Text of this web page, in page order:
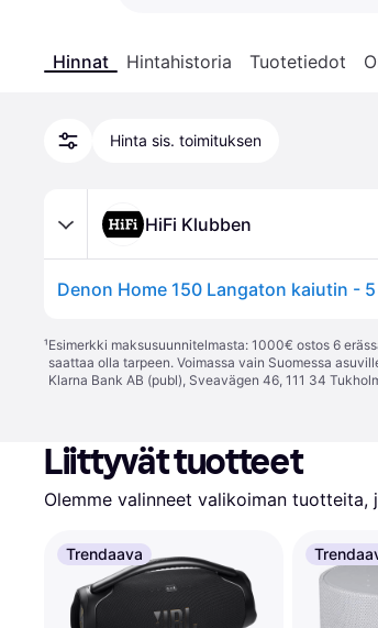
Hinnat Hintahistoria Tuotetiedot
Hinta sis. toimituksen
HiFi Klubben
¹Esimerkki maksusuunnitelmasta: 1000€ ostos 6
saattaa olla tarpeen. Voimassa vain Suomessa
Klarna Bank AB (publ), Sveavägen 46, 111 34
Liittyvät tuotteet
Olemme valinneet valikoiman
Trendaava